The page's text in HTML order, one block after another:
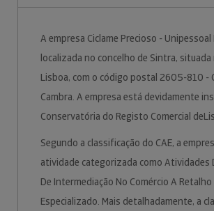
A empresa Ciclame Precioso -
localizada no concelho de Sintra,
Lisboa, com o código postal 2605-810 -
Cambra. A empresa está devidamente
Conservatória do Registo Comercial
Segundo a classificação do CAE, a
atividade categorizada como Atividades
De Intermediação No Comércio A Retalho
Especializado. Mais detalhadamente, a